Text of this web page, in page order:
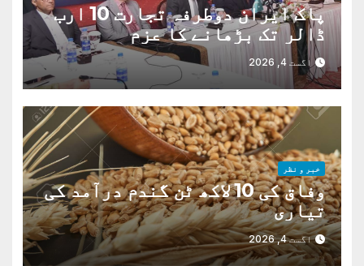
پاک ایران دوطرفہ تجارت 10 ارب
ڈالر تک بڑھانے کا عزم
اگست 4, 2026
خبر و نظر
وفاق کی 10 لاکھ ٹن گندم درآمد کی
تیاری
اگست 4, 2026